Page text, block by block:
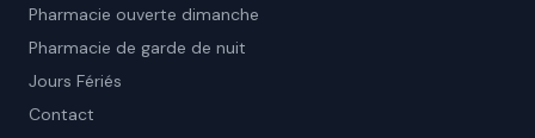
Pharmacie ouverte dimanche
Pharmacie de garde de nuit
Jours Fériés
Contact